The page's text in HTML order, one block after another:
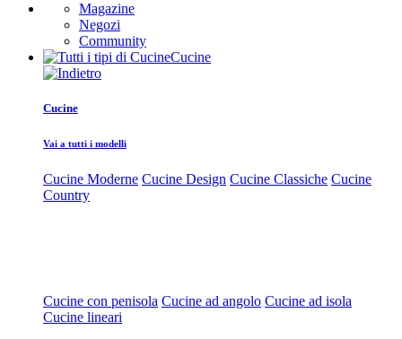
Magazine
Negozi
Community
Cucine
Cucine
Vai a tutti i modelli
Cucine Moderne Cucine Design Cucine Classiche Cucine
Country
Cucine con penisola Cucine ad angolo Cucine ad isola
Cucine lineari